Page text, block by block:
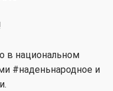
в национальном
#наденьнародное и
.